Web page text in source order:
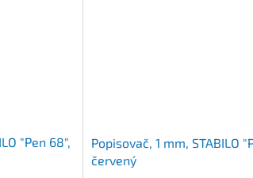
"Pen 68",
Popisovač, 1 mm, STABILO
červený